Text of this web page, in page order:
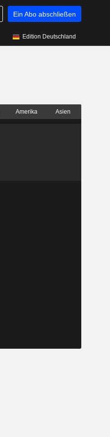
Ein Abo abschließen
Edition Deutschland
Amerika Asien